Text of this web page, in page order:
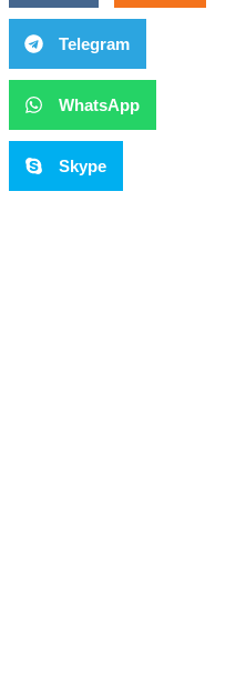
Telegram
WhatsApp
Skype